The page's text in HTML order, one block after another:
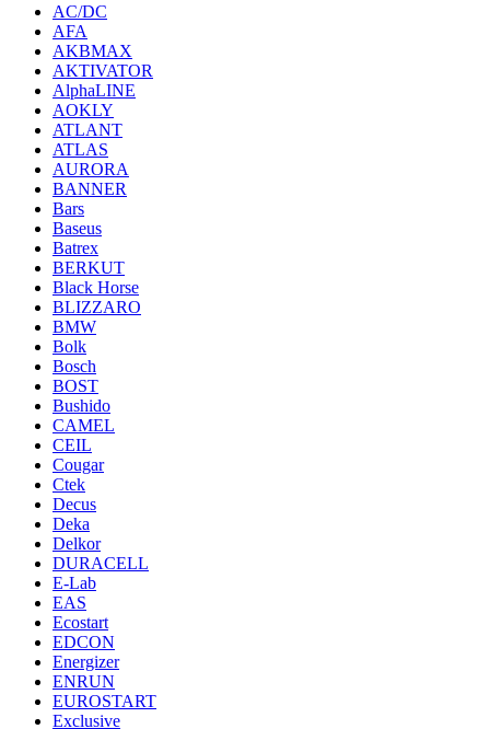
AC/DC
AFA
AKBMAX
AKTIVATOR
AlphaLINE
AOKLY
ATLANT
ATLAS
AURORA
BANNER
Bars
Baseus
Batrex
BERKUT
Black Horse
BLIZZARO
BMW
Bolk
Bosch
BOST
Bushido
CAMEL
CEIL
Cougar
Ctek
Decus
Deka
Delkor
DURACELL
E-Lab
EAS
Ecostart
EDCON
Energizer
ENRUN
EUROSTART
Exclusive